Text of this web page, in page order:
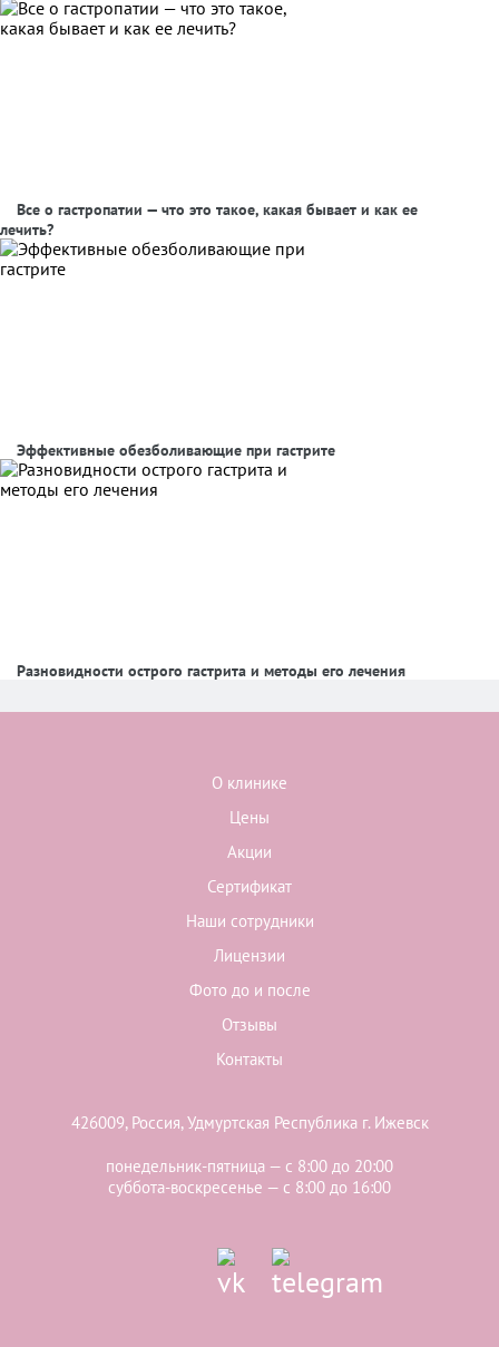
Все о гастропатии — что это такое, какая бывает и как ее
лечить?
Эффективные обезболивающие при гастрите
Разновидности острого гастрита и методы его лечения
О клинике
Цены
Акции
Сертификат
Наши сотрудники
Лицензии
Фото до и после
Отзывы
Контакты
426009, Россия, Удмуртская Республика г. Ижевск
понедельник-пятница — с 8:00 до 20:00
суббота-воскресенье — с 8:00 до 16:00